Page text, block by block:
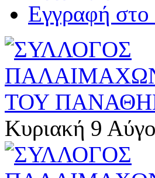
Εγγραφή
Κυριακή 9